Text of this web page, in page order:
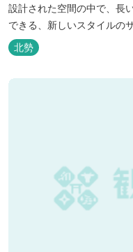
設計された空間の中で、長
できる、新しいスタイルの
たてコーヒーやコミック、
でご利用いただけます。
北勢